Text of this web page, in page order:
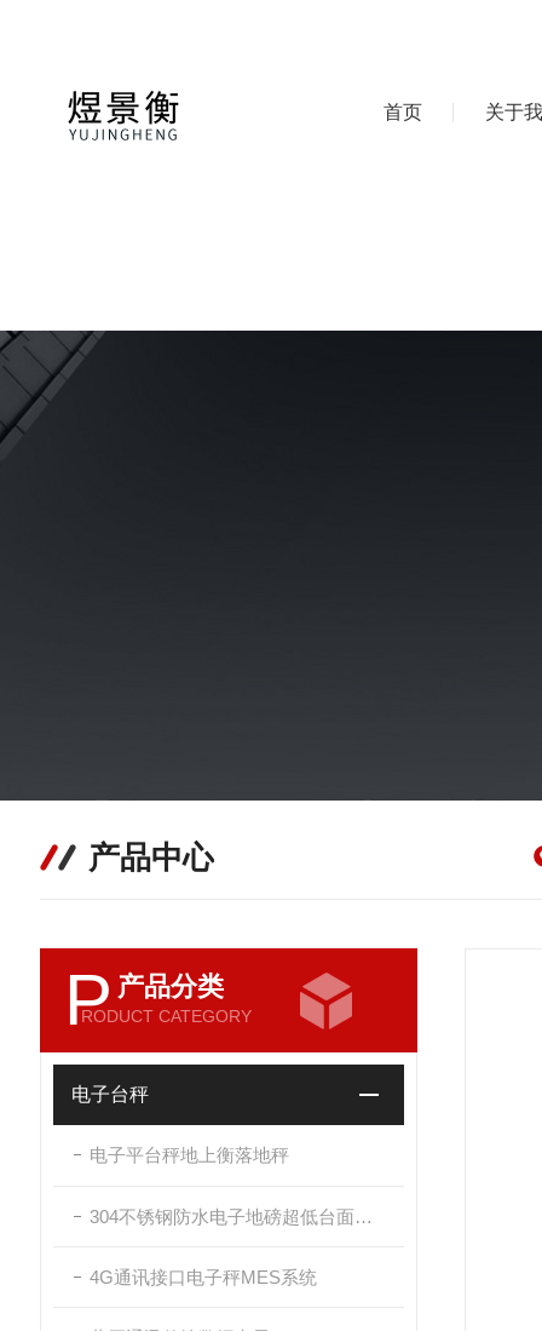
首页 关于
产品中心
P 产品分类
RODUCT CATEGORY
电子台秤
电子平台秤地上衡落地秤
304不锈钢防水电子地磅超低台面带斜坡
4G通讯接口电子秤MES系统